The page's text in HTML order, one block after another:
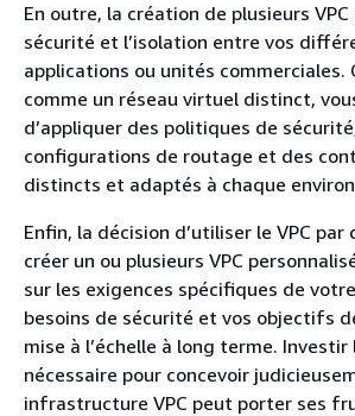
En outre, la création de plusieurs
sécurité et l’isolation entre vos
applications ou unités commerciales.
comme un réseau virtuel distinct,
d’appliquer des politiques de
configurations de routage et des
distincts et adaptés à chaque
Enfin, la décision d’utiliser le VPC
créer un ou plusieurs VPC
sur les exigences spécifiques de
besoins de sécurité et vos objectifs
mise à l’échelle à long terme. Investir
nécessaire pour concevoir
infrastructure VPC peut porter ses